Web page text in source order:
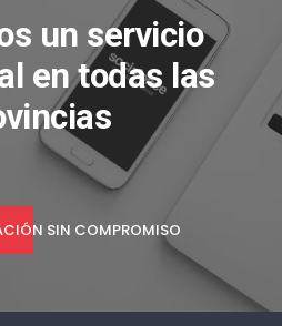
un servicio
en todas las
SIN COMPROMISO